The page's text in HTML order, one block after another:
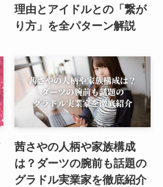
理由とアイドルとの「繋が
り方」を全パターン解説
茜さやの人柄や家族構成
は？ダーツの腕前も話題の
グラドル実業家を徹底紹介